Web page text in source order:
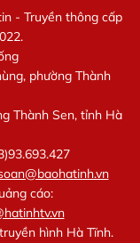
- Truyền thông cấp
phường Thành
Thành Sen, tỉnh Hà
cáo:
hình Hà Tĩnh.